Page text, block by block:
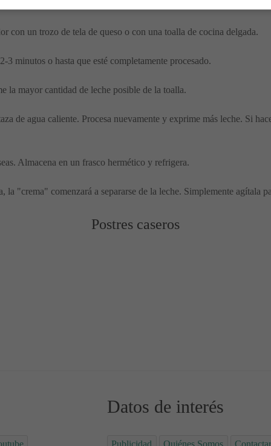
con un trozo de tela de queso o con una toalla de cocina delgada.
minutos o hasta que esté completamente procesado.
la mayor cantidad de leche posible de la toalla.
de agua caliente. Procesa nuevamente y exprime más leche. Si
Almacena en un frasco hermético y refrigera.
la "crema" comenzará a separarse de la leche. Simplemente agítala
Postres caseros
Chai 🤤 Golden Milk
Datos de interés
Publicidad Quiénes Somos Contactar